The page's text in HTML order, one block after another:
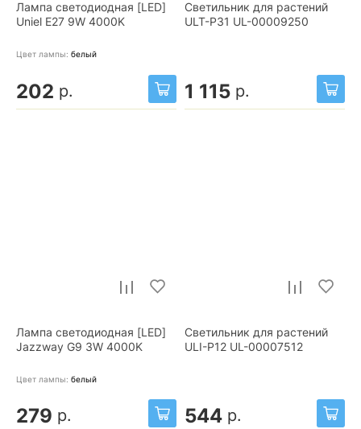
Лампа светодиодная [LED]
Uniel E27 9W 4000K
Цвет лампы: белый
202 р.
Светильник для растений
ULT-P31 UL-00009250
1 115 р.
Лампа светодиодная [LED]
Jazzway G9 3W 4000K
Цвет лампы: белый
279 р.
Светильник для растений
ULI-P12 UL-00007512
544 р.